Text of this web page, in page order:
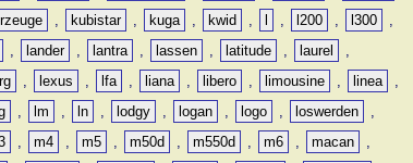
, kubistar , kuga , kwid , , l200 , l300
,
, lander , lantra , lassen , latitude , laurel
,
, lexus , lfa , liana , libero , limousine , linea
,
, lm , ln , lodgy , logan , logo , loswerden
,
, m4 , m5 , m50d , m550d , m6 , macan
,